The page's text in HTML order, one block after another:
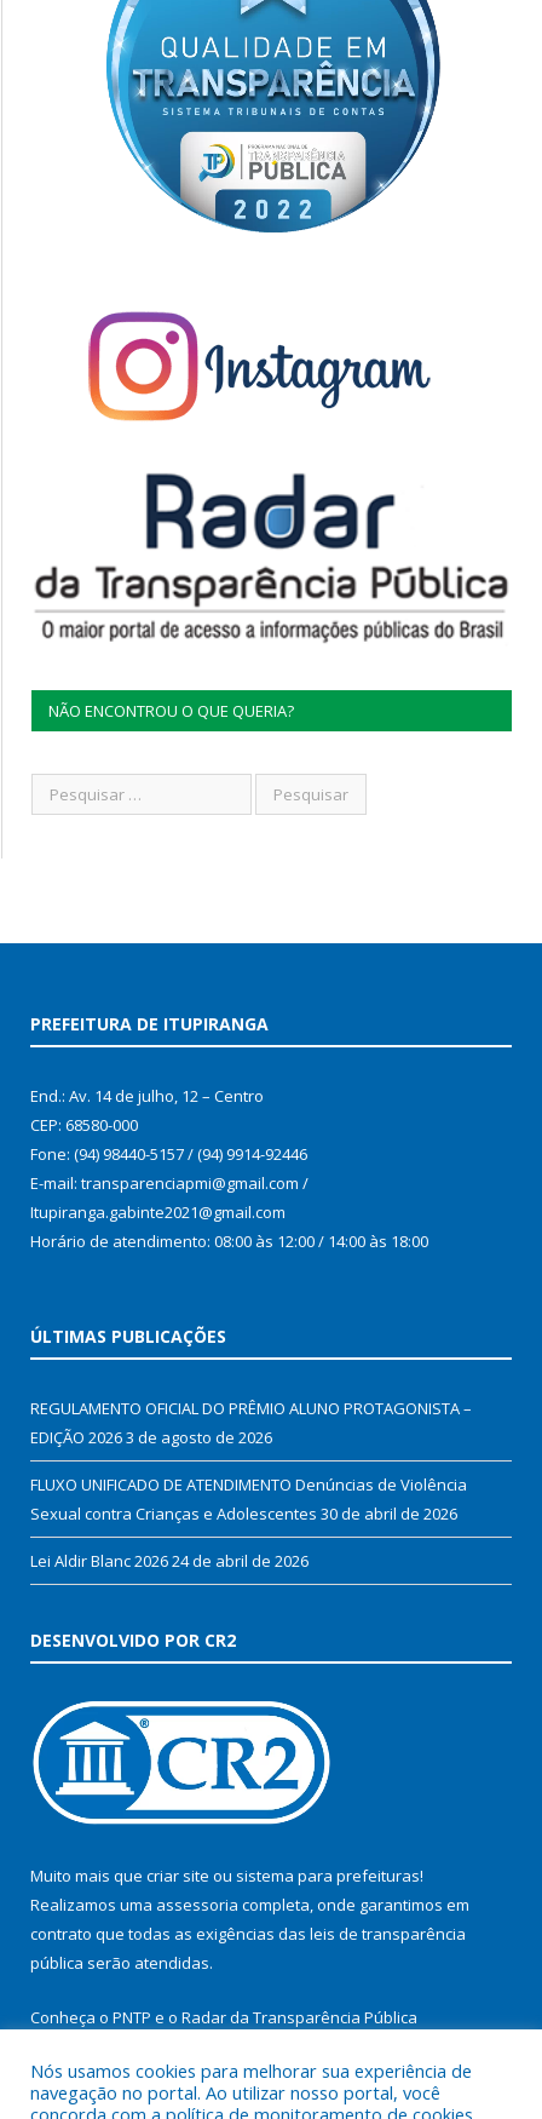
NÃO ENCONTROU O QUE QUERIA?
PREFEITURA DE ITUPIRANGA
End.: Av. 14 de julho, 12 – Centro
CEP: 68580-000
Fone: (94) 98440-5157 / (94) 9914-92446
E-mail: transparenciapmi@gmail.com /
Itupiranga.gabinte2021@gmail.com
Horário de atendimento: 08:00 às 12:00 / 14:00 às 18:00
ÚLTIMAS PUBLICAÇÕES
REGULAMENTO OFICIAL DO PRÊMIO ALUNO PROTAGONISTA –
EDIÇÃO 20263 de agosto de 2026
FLUXO UNIFICADO DE ATENDIMENTO Denúncias de Violência
Sexual contra Crianças e Adolescentes 30 de abril de 2026
Lei Aldir Blanc 202624 de abril de 2026
DESENVOLVIDO POR CR2
Muito mais que criar site ou sistema para prefeituras!
Realizamos uma assessoria completa, onde garantimos em
contrato que todas as exigências das leis de transparência
pública serão atendidas.
Conheça o PNTP e o Radar da Transparência Pública
Nós usamos cookies para melhorar sua experiência de
navegação no portal. Ao utilizar nosso portal, você
concorda com a política de monitoramento de cookies.